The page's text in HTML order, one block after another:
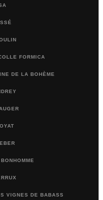
FORMICA
DE LA BOHÈME
VIGNES DE BABASS